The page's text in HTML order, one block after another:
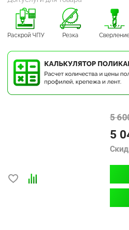
Раскрой ЧПУ Резка
5
5